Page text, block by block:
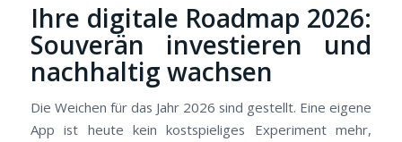
Ihre digitale Roadmap 2026:
Souverän investieren und
nachhaltig wachsen
Die Weichen für das Jahr 2026 sind gestellt. Eine eigene
App ist heute kein kostspieliges Experiment mehr,